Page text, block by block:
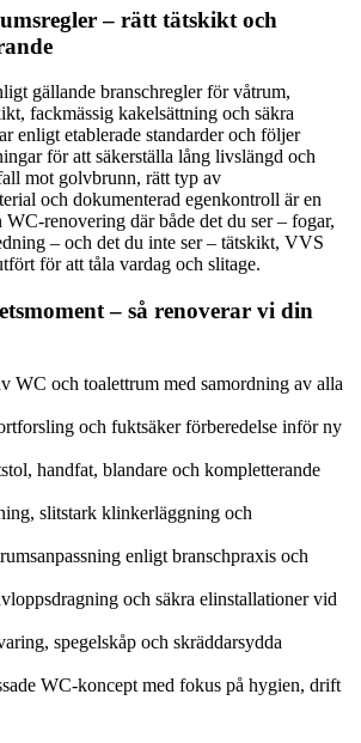
– rätt tätskikt och
gällande branschregler för våtrum,
fackmässig kakelsättning och säkra
enligt etablerade standarder och följer
för att säkerställa lång livslängd och
mot golvbrunn, rätt typ av
och dokumenterad egenkontroll är en
renovering där både det du ser – fogar,
– och det du inte ser – tätskikt, VVS
för att tåla vardag och slitage.
– så renoverar vi din
WC och toalettrum med samordning av alla
och fuktsäker förberedelse inför ny
handfat, blandare och kompletterande
slitstark klinkerläggning och
enligt branschpraxis och
och säkra elinstallationer vid
spegelskåp och skräddarsydda
WC-koncept med fokus på hygien, drift